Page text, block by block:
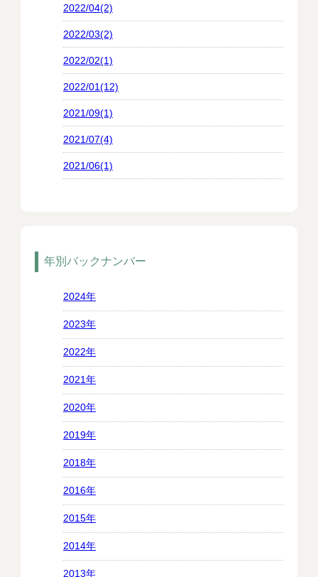
2022/04(2)
2022/03(2)
2022/02(1)
2022/01(12)
2021/09(1)
2021/07(4)
2021/06(1)
年別バックナンバー
2024年
2023年
2022年
2021年
2020年
2019年
2018年
2016年
2015年
2014年
2013年